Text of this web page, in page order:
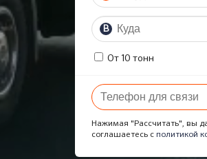
B
От 10 тонн
Нажимая "Рассчитать", вы
соглашаетесь с политикой